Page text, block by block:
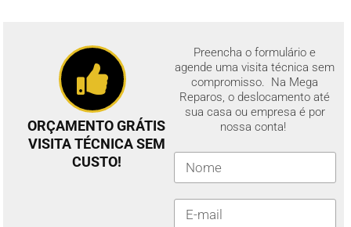
ORÇAMENTO GRÁTIS
VISITA TÉCNICA SEM
CUSTO!
Preencha o formulário e
agende uma visita técnica sem
compromisso. Na Mega
Reparos, o deslocamento até
sua casa ou empresa é por
nossa conta!